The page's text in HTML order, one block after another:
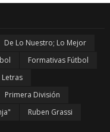
De Lo Nuestro; Lo Mejor
Formativas Fútbol
Letras
Primera División
Ruben Grassi